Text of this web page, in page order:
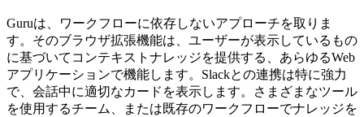
Guruは、ワークフローに依存しないアプローチを取りま
す。そのブラウザ拡張機能は、ユーザーが表示しているもの
に基づいてコンテキストナレッジを提供する、あらゆるWeb
アプリケーションで機能します。Slackとの連携は特に強力
で、会話中に適切なカードを表示します。さまざまなツール
を使用するチーム、または既存のワークフローでナレッジを